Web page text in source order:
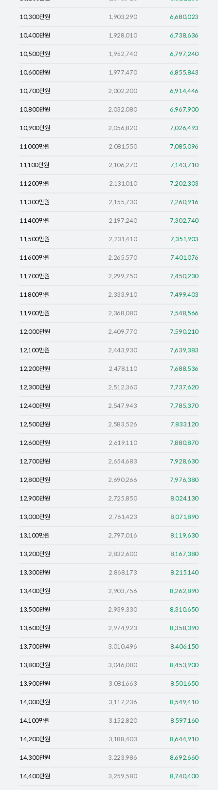
10,300만원 1,903,290 6,680,023
10,400만원 1,928,010 6,738,636
10,500만원 1,952,740 6,797,240
10,600만원 1,977,470 6,855,843
10,700만원 2,002,200 6,914,446
10,800만원 2,032,080 6,967,900
10,900만원 2,056,820 7,026,493
11,000만원 2,081,550 7,085,096
11,100만원 2,106,270 7,143,710
11,200만원 2,131,010 7,202,303
11,300만원 2,155,730 7,260,916
11,400만원 2,197,240 7,302,740
11,500만원 2,231,410 7,351,903
11,600만원 2,265,570 7,401,076
11,700만원 2,299,750 7,450,230
11,800만원 2,333,910 7,499,403
11,900만원 2,368,080 7,548,566
12,000만원 2,409,770 7,590,210
12,100만원 2,443,930 7,639,383
12,200만원 2,478,110 7,688,536
12,300만원 2,512,360 7,737,620
12,400만원 2,547,943 7,785,370
12,500만원 2,583,526 7,833,120
12,600만원 2,619,110 7,880,870
12,700만원 2,654,683 7,928,630
12,800만원 2,690,266 7,976,380
12,900만원 2,725,850 8,024,130
13,000만원 2,761,423 8,071,890
13,100만원 2,797,016 8,119,630
13,200만원 2,832,600 8,167,380
13,300만원 2,868,173 8,215,140
13,400만원 2,903,756 8,262,890
13,500만원 2,939,330 8,310,650
13,600만원 2,974,923 8,358,390
13,700만원 3,010,496 8,406,150
13,800만원 3,046,080 8,453,900
13,900만원 3,081,663 8,501,650
14,000만원 3,117,236 8,549,410
14,100만원 3,152,820 8,597,160
14,200만원 3,188,403 8,644,910
14,300만원 3,223,986 8,692,660
14,400만원 3,259,580 8,740,400